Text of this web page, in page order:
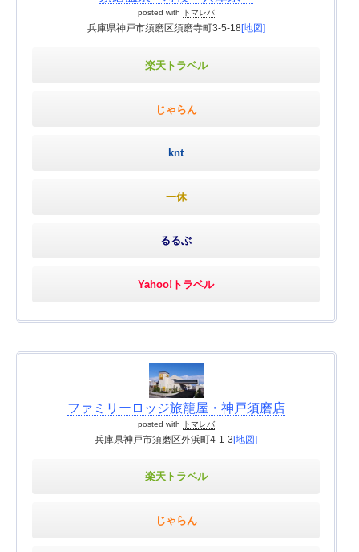
posted with トマレバ
兵庫県神戸市須磨区須磨寺町3-5-18[地図]
楽天トラベル
じゃらん
knt
一休
るるぶ
Yahoo!トラベル
ファミリーロッジ旅籠屋・神戸須磨店
posted with トマレバ
兵庫県神戸市須磨区外浜町4-1-3[地図]
楽天トラベル
じゃらん